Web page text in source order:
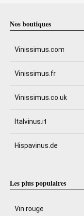
Nos boutiques
Vinissimus.com
Vinissimus.fr
Vinissimus.co.uk
Italvinus.it
Hispavinus.de
Les plus populaires
Vin rouge